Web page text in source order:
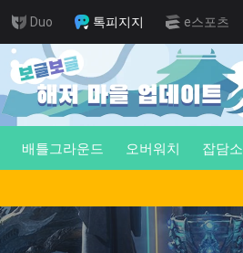
Duo 톡피지지 e스포츠
배틀그라운드 오버워치 잡담소